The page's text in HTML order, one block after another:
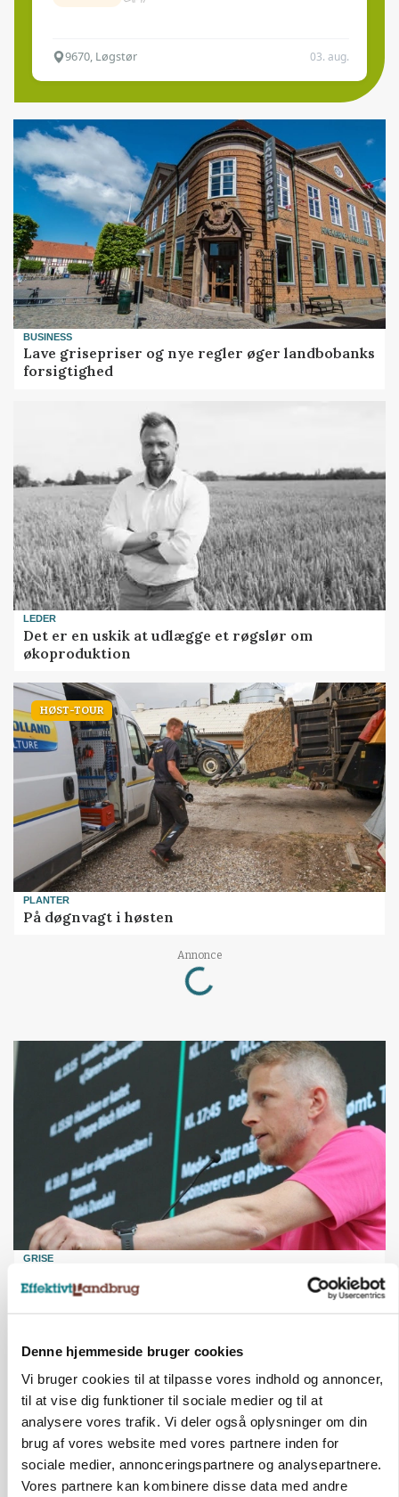
Denne hjemmeside bruger cookies
Vi bruger cookies til at tilpasse vores indhold og annoncer,
til at vise dig funktioner til sociale medier og til at
analysere vores trafik. Vi deler også oplysninger om din
brug af vores website med vores partnere inden for
sociale medier, annonceringspartnere og analysepartnere.
Vores partnere kan kombinere disse data med andre
9670, Løgstør 03. aug.
BUSINESS
Lave grisepriser og nye regler øger landbobanks
forsigtighed
LEDER
Det er en uskik at udlægge et røgslør om
økoproduktion
HØST-TOUR
PLANTER
På døgnvagt i høsten
Annonce
Loading...
GRISE
Svineproducenter kalder Danish Crowns pris en
katastrofe